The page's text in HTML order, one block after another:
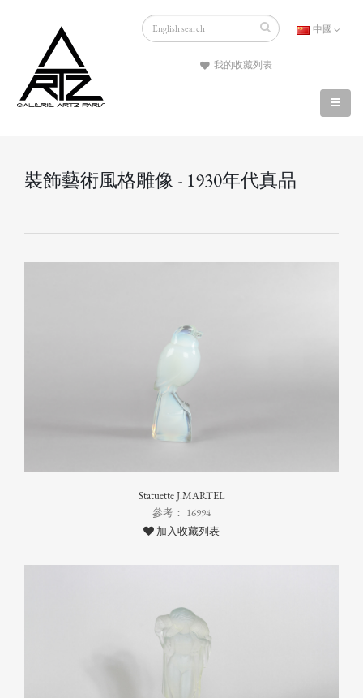
中國
我的收藏列表
裝飾藝術風格雕像 - 1930年代真品
Statuette J.MARTEL
參考： 16994
加入收藏列表